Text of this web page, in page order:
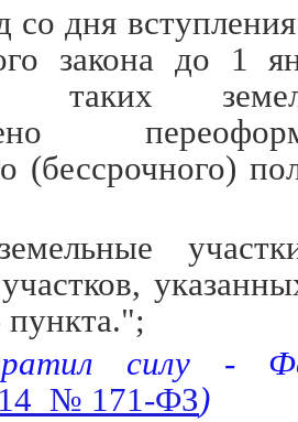
со дня
закона до 1
таких
(бессрочного)
пункта.";
силу -
№ 171-ФЗ)